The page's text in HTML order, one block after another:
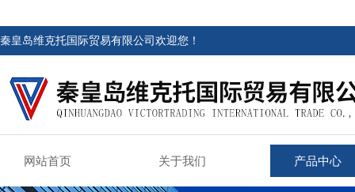
秦皇岛维克托国际贸易有限公司欢迎您！
网站首页 关于我们 产品中心